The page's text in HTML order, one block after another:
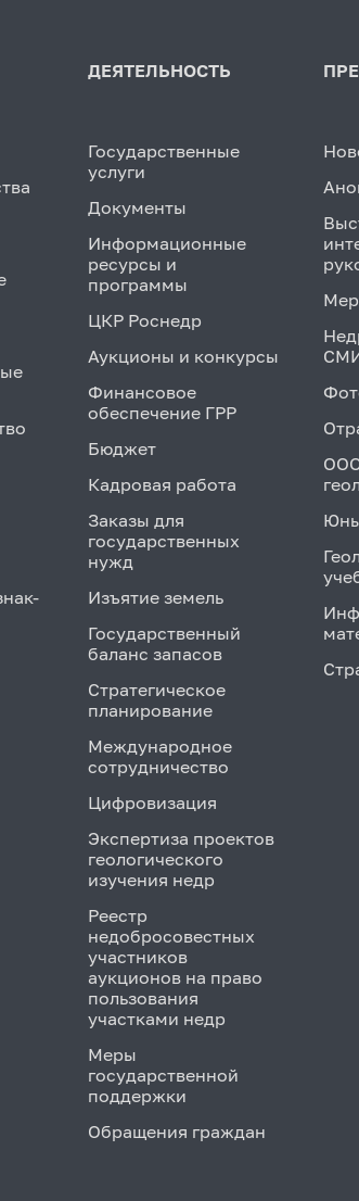
ДЕЯТЕЛЬНОСТЬ
Государственные
услуги
Документы
Информационные
ресурсы и
программы
ЦКР Роснедр
Аукционы и конкурсы
Финансовое
обеспечение ГРР
Бюджет
Кадровая работа
Заказы для
государственных
нужд
Изъятие земель
Государственный
баланс запасов
Стратегическое
планирование
Международное
сотрудничество
Цифровизация
Экспертиза проектов
геологического
изучения недр
Реестр
недобросовестных
участников
аукционов на право
пользования
участками недр
Меры
государственной
поддержки
Обращения граждан